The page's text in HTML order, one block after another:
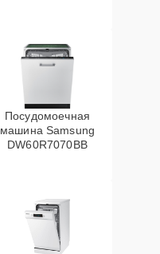
Посудомоечная
машина Samsung
DW60R7070BB